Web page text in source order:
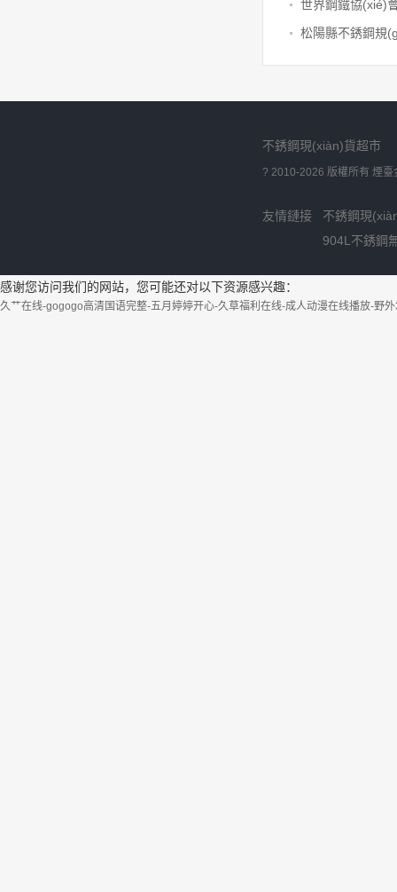
不銹鋼現(xiàn)貨超市
? 2010-2026 版權所有 煙
友情鏈接
不銹鋼現
904L不銹鋼
感谢您访问我们的网站，您可能还对以下资源感兴趣：
久艹在线-gogogo高清国语完整-五月婷婷开心-久草福利在线-成人动漫在线播放-野